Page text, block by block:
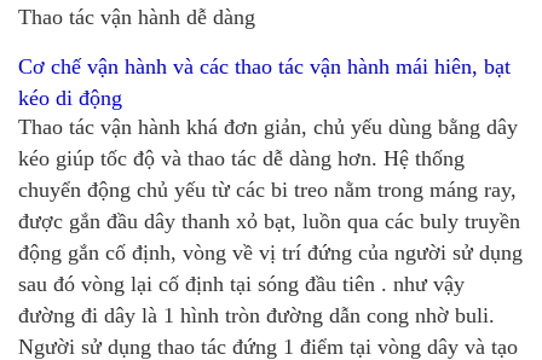
Thao tác vận hành dễ dàng
Cơ chế vận hành và các thao tác vận hành mái hiên, bạt
kéo di động
Thao tác vận hành khá đơn giản, chủ yếu dùng bằng dây
kéo giúp tốc độ và thao tác dễ dàng hơn. Hệ thống
chuyển động chủ yếu từ các bi treo nằm trong máng ray,
được gắn đầu dây thanh xỏ bạt, luồn qua các buly truyền
động gắn cố định, vòng về vị trí đứng của người sử dụng
sau đó vòng lại cố định tại sóng đầu tiên . như vậy
đường đi dây là 1 hình tròn đường dẫn cong nhờ buli.
Người sử dụng thao tác đứng 1 điểm tại vòng dây và tạo